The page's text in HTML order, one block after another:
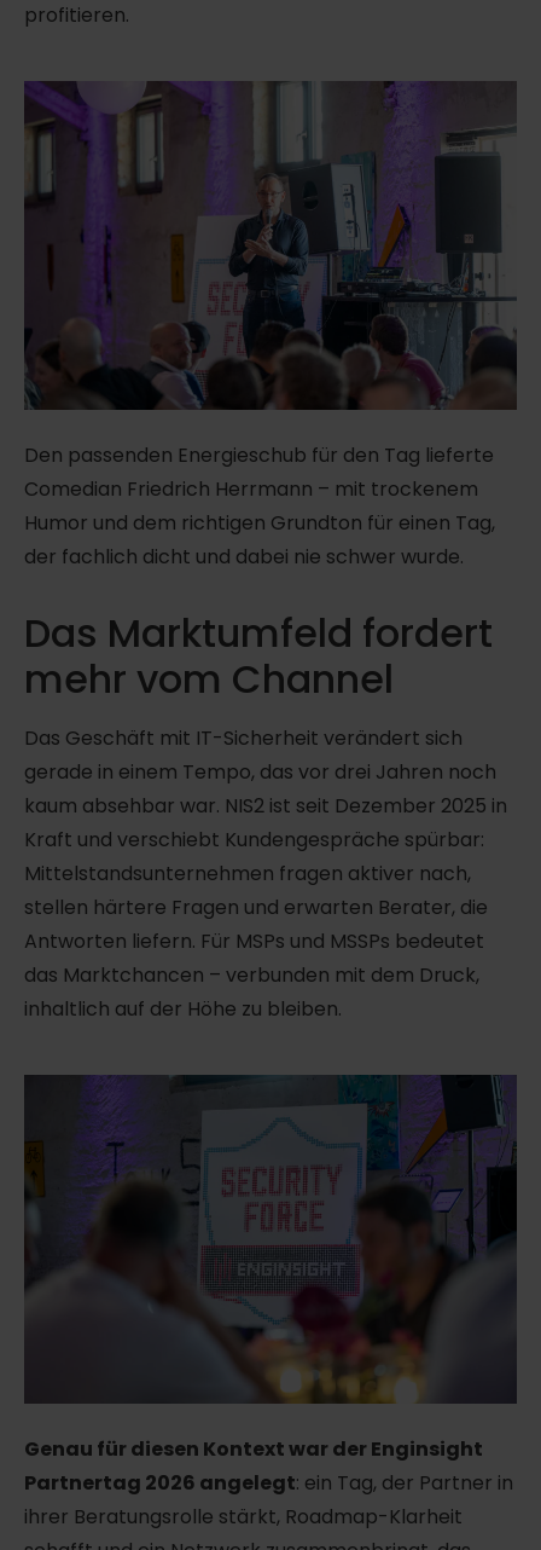
profitieren.
Den passenden Energieschub für den Tag lieferte
Comedian Friedrich Herrmann – mit trockenem
Humor und dem richtigen Grundton für einen Tag,
der fachlich dicht und dabei nie schwer wurde.
Das Marktumfeld fordert
mehr vom Channel
Das Geschäft mit IT-Sicherheit verändert sich
gerade in einem Tempo, das vor drei Jahren noch
kaum absehbar war. NIS2 ist seit Dezember 2025 in
Kraft und verschiebt Kundengespräche spürbar:
Mittelstandsunternehmen fragen aktiver nach,
stellen härtere Fragen und erwarten Berater, die
Antworten liefern. Für MSPs und MSSPs bedeutet
das Marktchancen – verbunden mit dem Druck,
inhaltlich auf der Höhe zu bleiben.
Genau für diesen Kontext war der Enginsight
Partnertag 2026 angelegt: ein Tag, der Partner in
ihrer Beratungsrolle stärkt, Roadmap-Klarheit